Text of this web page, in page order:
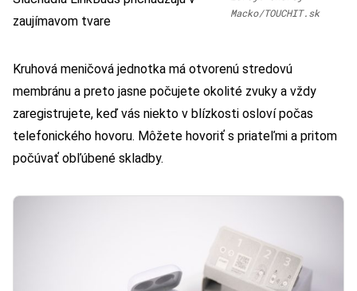
zaujímavom tvare
Macko/TOUCHIT.sk
Kruhová meničová jednotka má otvorenú stredovú
membránu a preto jasne počujete okolité zvuky a vždy
zaregistrujete, keď vás niekto v blízkosti osloví počas
telefonického hovoru. Môžete hovoriť s priateľmi a pritom
počúvať obľúbené skladby.